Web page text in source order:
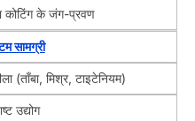
कोटिंग के जंग-प्रवण
सामग्री
(ताँबा, मिश्र, टाइटेनियम)
उद्योग